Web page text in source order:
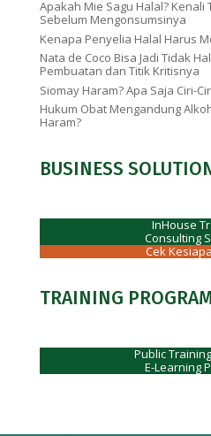
Apakah Mie Sagu Halal?
Sebelum Mengonsumsinya
Kenapa Penyelia Halal Harus
Nata de Coco Bisa Jadi Tidak
Pembuatan dan Titik Kritisnya
Siomay Haram? Apa Saja Ciri-
Hukum Obat Mengandung
Haram?
BUSINESS
InHouse
Consulting
Cek
TRAINING
Public
E-Learning